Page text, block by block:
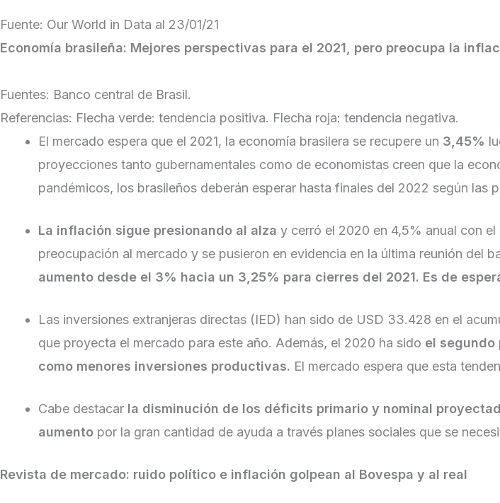
Fuente: Our World in Data al 23/01/21
Economía brasileña: Mejores perspectivas para el 2021, pero preocupa la
Fuentes: Banco central de Brasil.
Referencias: Flecha verde: tendencia positiva. Flecha roja: tendencia negativa.
El mercado espera que el 2021, la economía brasilera se recupere un 3,45%
proyecciones tanto gubernamentales como de economistas creen que la
pandémicos, los brasileños deberán esperar hasta finales del 2022 según las
La inflación sigue presionando al alza y cerró el 2020 en 4,5% anual con
preocupación al mercado y se pusieron en evidencia en la última reunión del
aumento desde el 3% hacia un 3,25% para cierres del 2021. Es de
Las inversiones extranjeras directas (IED) han sido de USD 33.428 en el
que proyecta el mercado para este año. Además, el 2020 ha sido el segundo
como menores inversiones productivas. El mercado espera que esta
Cabe destacar la disminución de los déficits primario y nominal
aumento por la gran cantidad de ayuda a través planes sociales que se
Revista de mercado: ruido político e inflación golpean al Bovespa y al real